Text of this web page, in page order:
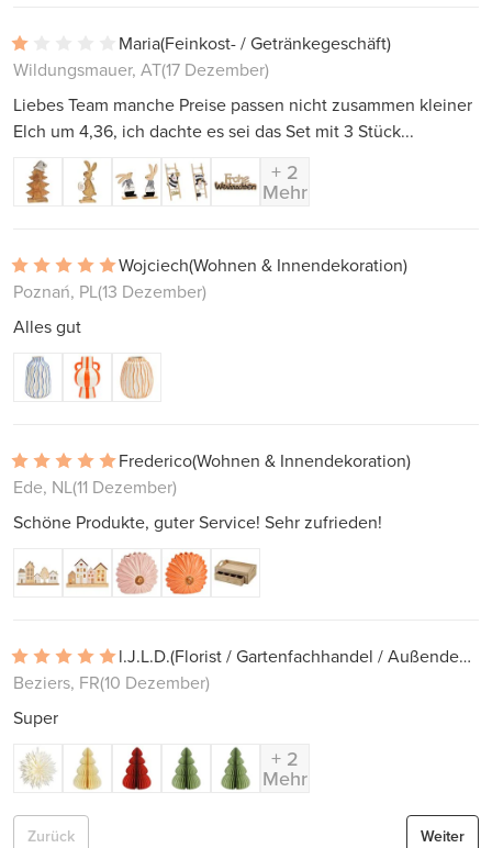
Maria(Feinkost- / Getränkegeschäft)
Wildungsmauer, AT(17 Dezember)
Liebes Team manche Preise passen nicht zusammen kleiner
Elch um 4,36, ich dachte es sei das Set mit 3 Stück...
+ 2
Mehr
Wojciech(Wohnen & Innendekoration)
Poznań, PL(13 Dezember)
Alles gut
Frederico(Wohnen & Innendekoration)
Ede, NL(11 Dezember)
Schöne Produkte, guter Service! Sehr zufrieden!
l.J.L.D.
(Florist / Gartenfachhandel / Außendekoration)
Beziers, FR(10 Dezember)
Super
+ 2
Mehr
Weiter
Zurück